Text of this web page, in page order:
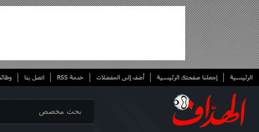
الرئيسية إجعلنا صفحتك الرئيسية أضف إلى المفضلات خدمة RSS اتصل بنا